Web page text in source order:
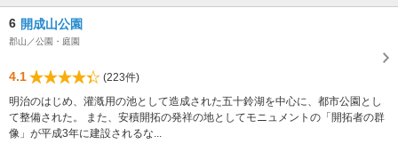
6 開成山公園
郡山／公園・庭園
4.1
(223件)
明治のはじめ、灌漑用の池として造成された五十鈴湖を中心に、都市公園とし
て整備された。 また、安積開拓の発祥の地としてモニュメントの「開拓者の群
像」が平成3年に建設されるな...